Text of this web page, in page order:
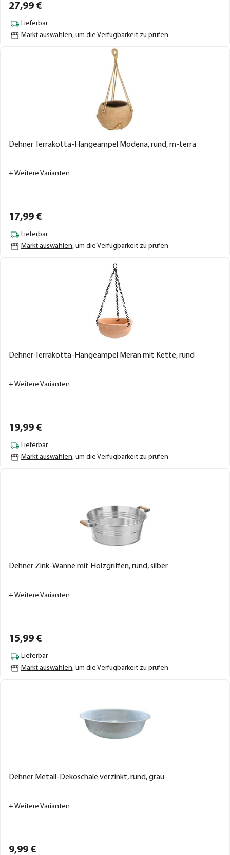
27,99 €
Lieferbar
Markt auswählen, um die Verfügbarkeit zu prüfen
Dehner Terrakotta-Hängeampel Modena, rund, m-terra
+ Weitere Varianten
17,99 €
Lieferbar
Markt auswählen, um die Verfügbarkeit zu prüfen
Dehner Terrakotta-Hängeampel Meran mit Kette, rund
+ Weitere Varianten
19,99 €
Lieferbar
Markt auswählen, um die Verfügbarkeit zu prüfen
Dehner Zink-Wanne mit Holzgriffen, rund, silber
+ Weitere Varianten
15,99 €
Lieferbar
Markt auswählen, um die Verfügbarkeit zu prüfen
Dehner Metall-Dekoschale verzinkt, rund, grau
+ Weitere Varianten
9,99 €